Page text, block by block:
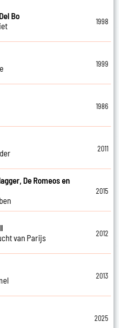
Bo
1998
1999
1986
2011
De Romeos en
2015
van Parijs
2012
2013
2025